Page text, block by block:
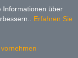
Informationen über
Erfahren Sie